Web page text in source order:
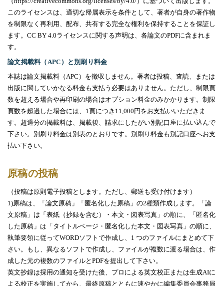
このライセンスは、適切な帰属表示を条件として、著者が自身の著作物
を制限なく再利用、配布、共有する完全な権利を保持することを保証し
ます。 CC BY 4.0ライセンスに関する声明は、各論文のPDFに含まれま
す。
論文掲載料（ APC ）と別刷り料金
本誌は論文掲載料（APC ）を徴収しません。著者は投​​稿、査読、または
出版に関していかなる料金も支払う必要はありません。ただし、制限頁
数を超える場合や再印刷の場合はオプション料金のみかかります。制限
頁数を超過した場合には、 1頁につき 11,000 円をお支払いいただきま
す。超過分の掲載料は、掲載後、請求にしたがい別記口座に払い込んで
下さい。別刷り料金は別表のとおりです。別刷り料金も別記口座へお支
払い下さい。
原稿の投稿
（投稿は原則電子投稿とします。ただし、郵送も受け付けます）
1)原稿は、「論文原稿」「匿名化した原稿」の2種類作成します。「論
文原稿」は「表紙（抄録を含む）・本文・図表写真」の順に、「匿名化
した原稿」は「タイトルページ・匿名化した本文・図表写真」の順に、
執筆要領に従ってWORDソフトで作成し、 1 つのファイルにまとめて下
さい。もし、異なるソフトで作成し、ファイルが複数に渡る場合は、作
成した元の複数のファイルと PDFを提出して下さい。
英文抄録は採用の通知を受けた後、プロによる英文校正または生成AIに
よる校正を実施してから、最終原稿とともに速やかに編集委員会事務局